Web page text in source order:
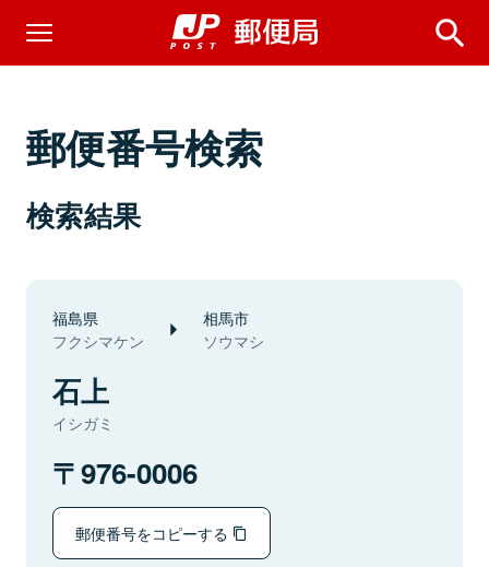
郵便番号検索
検索結果
福島県
フクシマケン
相馬市
ソウマシ
石上
イシガミ
976-0006
郵便番号をコピーする